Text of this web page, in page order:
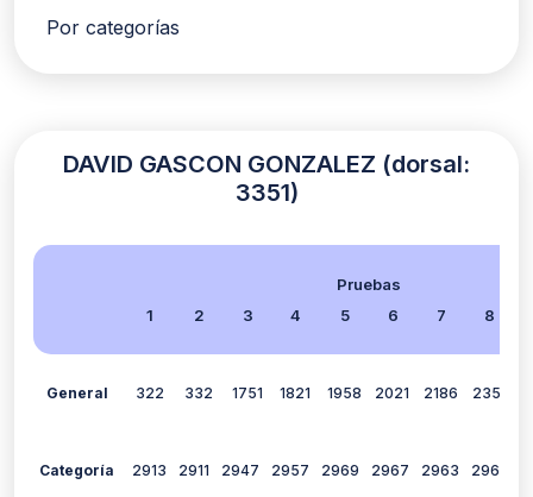
Por categorías
DAVID GASCON GONZALEZ (dorsal:
3351)
Pruebas
1
2 3 4 5 6 7 8
General 322 332 1751 1821 1958 2021 2186 2351
Categoría 2913 2911 2947 2957 2969 2967 2963 2964